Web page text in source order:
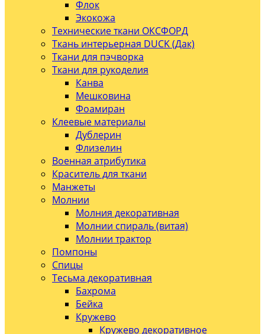
Флок
Экокожа
Технические ткани ОКСФОРД
Ткань интерьерная DUCK (Дак)
Ткани для пэчворка
Ткани для рукоделия
Канва
Мешковина
Фоамиран
Клеевые материалы
Дублерин
Флизелин
Военная атрибутика
Краситель для ткани
Манжеты
Молнии
Молния декоративная
Молнии спираль (витая)
Молнии трактор
Помпоны
Спицы
Тесьма декоративная
Бахрома
Бейка
Кружево
Кружево декоративное